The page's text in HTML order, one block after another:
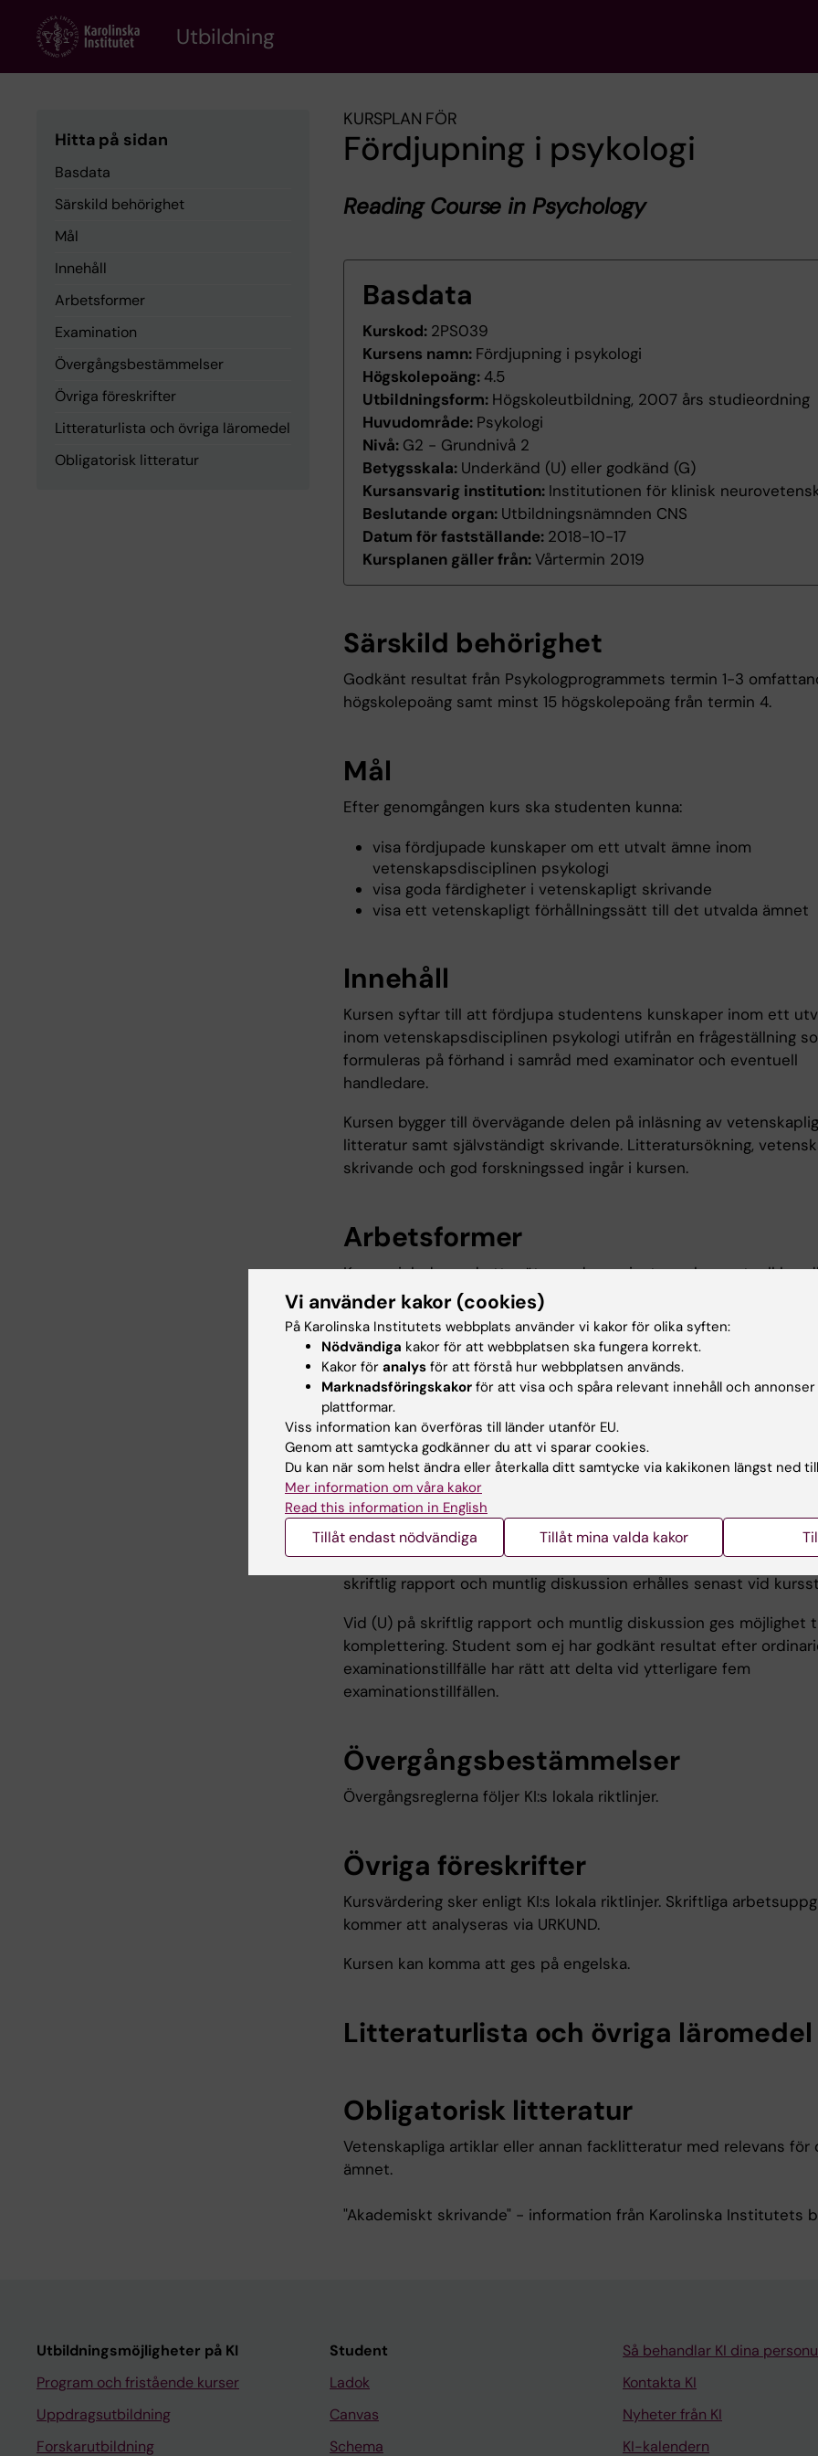
content
Utbildning
Hitta på sidan
Basdata
Särskild behörighet
Mål
Innehåll
Arbetsformer
Examination
Övergångsbestämmelser
Övriga föreskrifter
Litteraturlista och övriga läromedel
Obligatorisk litteratur
KURSPLAN FÖR
Fördjupning i psykologi
Reading Course in Psychology
Basdata
Kurskod: 2PS039
Kursens namn: Fördjupning i psykologi
Högskolepoäng:4.5
Utbildningsform: Högskoleutbildning, 2007 års studieordning
Huvudområde: Psykologi
Nivå: G2 - Grundnivå 2
Betygsskala: Underkänd (U) eller godkänd (G)
Kursansvarig institution: Institutionen för klinisk
Beslutande organ: Utbildningsnämnden CNS
Datum för fastställande: 2018-10-17
Kursplanen gäller från:Vårtermin 2019
Särskild behörighet
Godkänt resultat från Psykologprogrammets termin 1-3
högskolepoäng samt minst 15 högskolepoäng från termin 4.
Mål
Efter genomgången kurs ska studenten kunna:
visa fördjupade kunskaper om ett utvalt ämne inom
vetenskapsdisciplinen psykologi
visa goda färdigheter i vetenskapligt skrivande
visa ett vetenskapligt förhållningssätt till det utvalda ämnet
Innehåll
Kursen syftar till att fördjupa studentens kunskaper inom ett
inom vetenskapsdisciplinen psykologi utifrån en frågeställning
formuleras på förhand i samråd med examinator och eventuell
handledare.
Kursen bygger till övervägande delen på inläsning av vetenskaplig
litteratur samt självständigt skrivande. Litteratursökning,
skrivande och god forskningssed ingår i kursen.
Arbetsformer
Kursen inleds med ett möte med examinator och eventuell
där frågeställningen för arbetet formuleras. Därefter inhämtar
på egen hand information genom litteratursökning, inläsning och
materialet. Formen för handledning kan variera. Under kursen
studenten en kort rapport som diskuteras med examinator och
handledare. Rapporten analyseras av URKUND (KI:s system för att
motverka plagiat).
Examination
På kursen förekommer betygsgraderna Underkänd (U) och
Kursen examineras genom skriftlig rapport samt muntlig
examinator och eventuell handledare. Instruktioner och
skriftlig rapport och muntlig diskussion erhålles senast vid
Vid (U) på skriftlig rapport och muntlig diskussion ges möjlighet
komplettering. Student som ej har godkänt resultat efter
examinationstillfälle har rätt att delta vid ytterligare fem
examinationstillfällen.
Övergångsbestämmelser
Övergångsreglerna följer KI:s lokala riktlinjer.
Övriga föreskrifter
Kursvärdering sker enligt KI:s lokala riktlinjer. Skriftliga
kommer att analyseras via URKUND.
Kursen kan komma att ges på engelska.
Litteraturlista och övriga läromedel
Obligatorisk litteratur
Vetenskapliga artiklar eller annan facklitteratur med relevans för
ämnet.
"Akademiskt skrivande" - information från Karolinska Institutets
Utbildningsmöjligheter på KI
Program och fristående kurser
Uppdragsutbildning
Forskarutbildning
Student
Ladok
Canvas
Schema
Så behandlar KI dina
Kontakta KI
Nyheter från KI
KI-kalendern
Vi använder kakor (cookies)
På Karolinska Institutets webbplats använder vi kakor för olika syften:
Nödvändiga kakor för att webbplatsen ska fungera korrekt.
Kakor för analys för att förstå hur webbplatsen används.
Marknadsföringskakor för att visa och spåra relevant innehåll och
plattformar.
Viss information kan överföras till länder utanför EU.
Genom att samtycka godkänner du att vi sparar cookies.
Du kan när som helst ändra eller återkalla ditt samtycke via kakikonen längst ned
Mer information om våra kakor
Read this information in English
Tillåt endast nödvändiga Tillåt mina valda kakor